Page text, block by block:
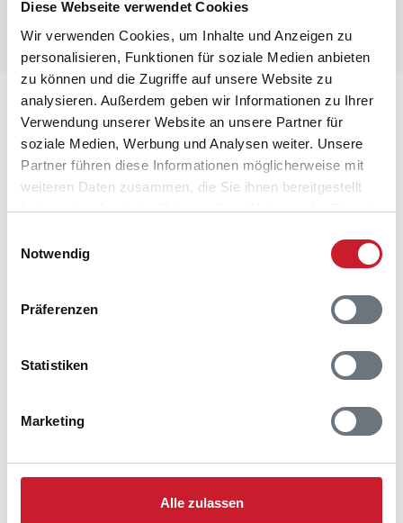
Diese Webseite verwendet Cookies
Wir verwenden Cookies, um Inhalte und Anzeigen zu
personalisieren, Funktionen für soziale Medien anbieten
zu können und die Zugriffe auf unsere Website zu
analysieren. Außerdem geben wir Informationen zu Ihrer
Verwendung unserer Website an unsere Partner für
soziale Medien, Werbung und Analysen weiter. Unsere
Partner führen diese Informationen möglicherweise mit
weiteren Daten zusammen, die Sie ihnen bereitgestellt
haben oder die sie im Rahmen Ihrer Nutzung der Dienste
Notwendig
Präferenzen
Statistiken
Marketing
Alle zulassen
Lageplan
Adresse
Poolhaus BV452
Hedevej 26
Ho